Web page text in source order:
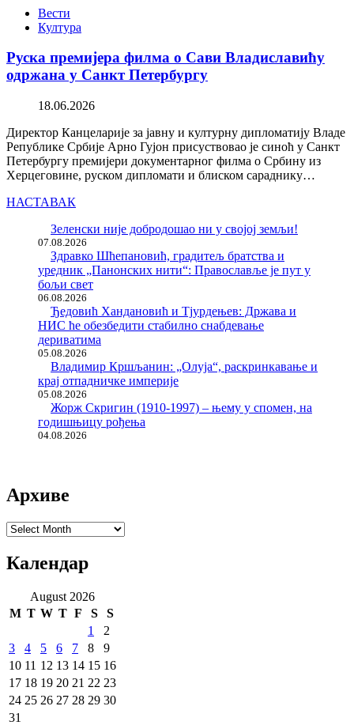
Вести
Култура
Руска премијера филма о Сави Владиславићу
одржана у Санкт Петербургу
18.06.2026
Директор Канцеларије за јавну и културну дипломатију Владе
Републике Србије Арно Гујон присуствовао је синоћ у Санкт
Петербургу премијери документарног филма о Србину из
Херцеговине, руском дипломати и блиском сараднику…
НАСТАВАК
Зеленски није добродошао ни у својој земљи!
07.08.2026
Здравко Шћепановић, градитељ братства и
уредник „Панонских нити“: Православље је пут у
бољи свет
06.08.2026
Ђедовић Хандановић и Тјурдењев: Држава и
НИС ће обезбедити стабилно снабдевање
дериватима
05.08.2026
Владимир Кршљанин: „Олуја“, раскринкавање и
крај отпадничке империје
05.08.2026
Жорж Скригин (1910-1997) – њему у спомен, на
годишњицу рођења
04.08.2026
Архиве
Архиве
Календар
August 2026
M T W T F S
S
1
2
3
4 5 6 7 8
9
10 11 12 13 14 15 16
17 18 19 20 21 22 23
24 25 26 27 28 29 30
31